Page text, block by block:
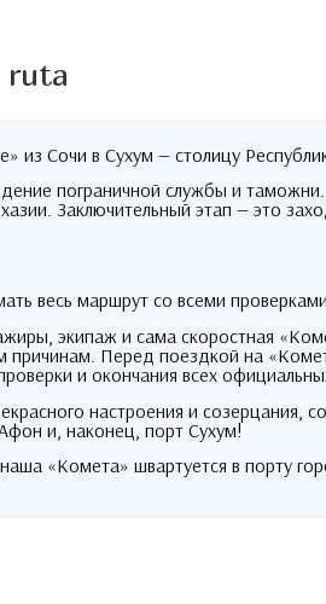
ruta
из Сочи в Сухум — столицу
пограничной службы и таможни.
. Заключительный этап — это
весь маршрут со всеми
экипаж и сама скоростная
причинам Перед поездкой на
и окончания всех
настроения и созерцания
и наконец порт Сухум!
«Комета» швартуется в порту